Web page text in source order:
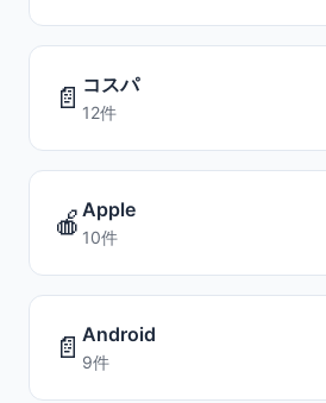
📄 コスパ
12件
🍎 Apple
10件
📄 Android
9件